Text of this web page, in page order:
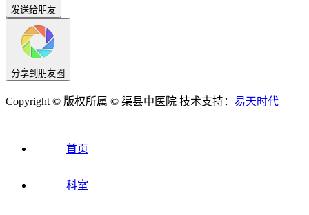
发送给朋友
分享到朋友圈
Copyright © 版权所属 © 渠县中医院 技术支持： 易天时代
首页
科室